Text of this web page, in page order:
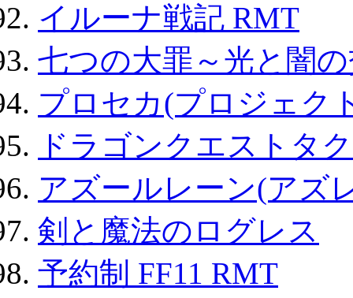
イルーナ戦記 RMT
七つの大罪～光と闇
プロセカ(プロジェク
ドラゴンクエストタ
アズールレーン(アズ
剣と魔法のログレス
予約制 FF11 RMT